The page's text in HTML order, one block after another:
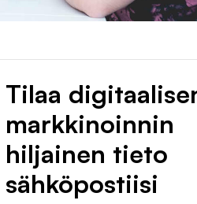
Tilaa
markkinoinnin
hiljainen tieto
sähköpostiisi